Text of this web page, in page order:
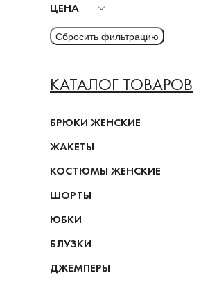
ЦЕНА
КАТАЛОГ ТОВАРОВ
БРЮКИ ЖЕНСКИЕ
ЖАКЕТЫ
КОСТЮМЫ ЖЕНСКИЕ
ШОРТЫ
ЮБКИ
БЛУЗКИ
ДЖЕМПЕРЫ